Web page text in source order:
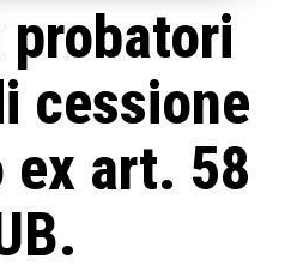
probatori
cessione
art. 58